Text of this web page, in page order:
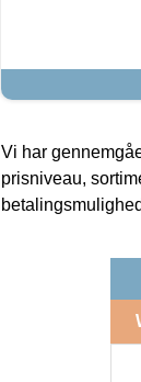
Vi har
prisniveau,